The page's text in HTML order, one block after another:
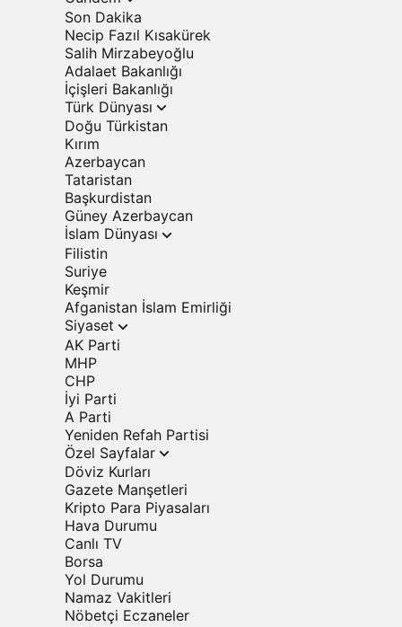
Son Dakika
Necip Fazıl Kısakürek
Salih Mirzabeyoğlu
Adalaet Bakanlığı
İçişleri Bakanlığı
Türk Dünyası
Doğu Türkistan
Kırım
Azerbaycan
Tataristan
Başkurdistan
Güney Azerbaycan
İslam Dünyası
Filistin
Suriye
Keşmir
Afganistan İslam Emirliği
Siyaset
AK Parti
MHP
CHP
İyi Parti
A Parti
Yeniden Refah Partisi
Özel Sayfalar
Döviz Kurları
Gazete Manşetleri
Kripto Para Piyasaları
Hava Durumu
Canlı TV
Borsa
Yol Durumu
Namaz Vakitleri
Nöbetçi Eczaneler